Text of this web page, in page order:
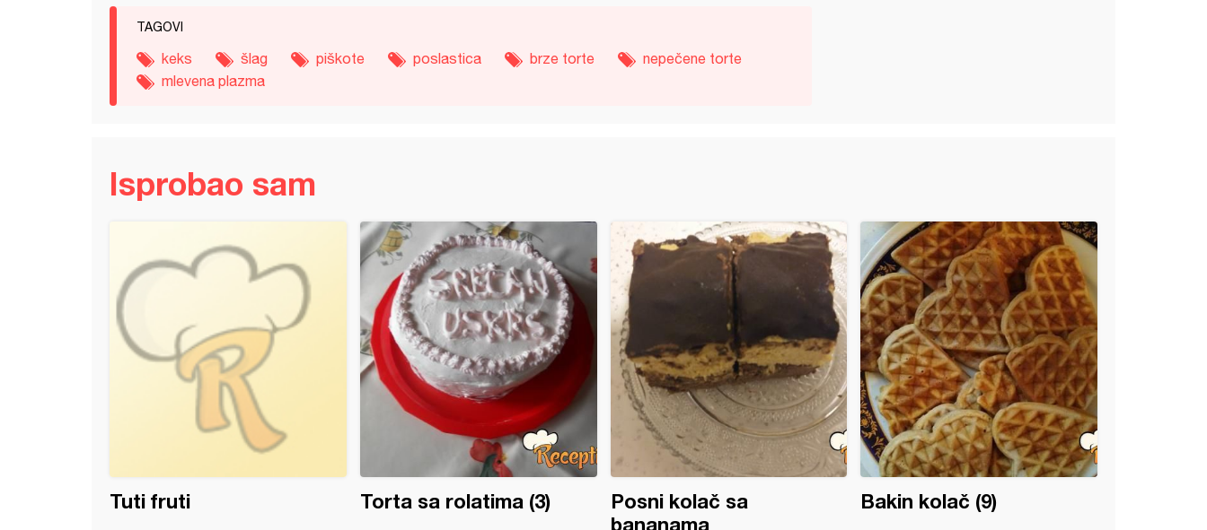
TAGOVI
keks šlag piškote poslastica brze torte
nepečene torte
mlevena plazma
Isprobao sam
Tuti fruti Torta sa rolatima (3)
Posni kolač sa
bananama
Bakin kolač (9)